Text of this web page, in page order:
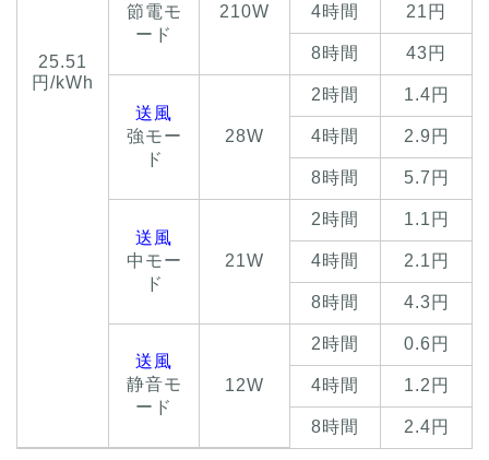
25.51
円/kWh
節電モ
ード
210W 4時間 21円
8時間 43円
送風
強モー
ド
28W
2時間 1.4円
4時間 2.9円
8時間 5.7円
送風
中モー
ド
21W
2時間 1.1円
4時間 2.1円
8時間 4.3円
送風
静音モ
ード
12W
2時間 0.6円
4時間 1.2円
8時間 2.4円